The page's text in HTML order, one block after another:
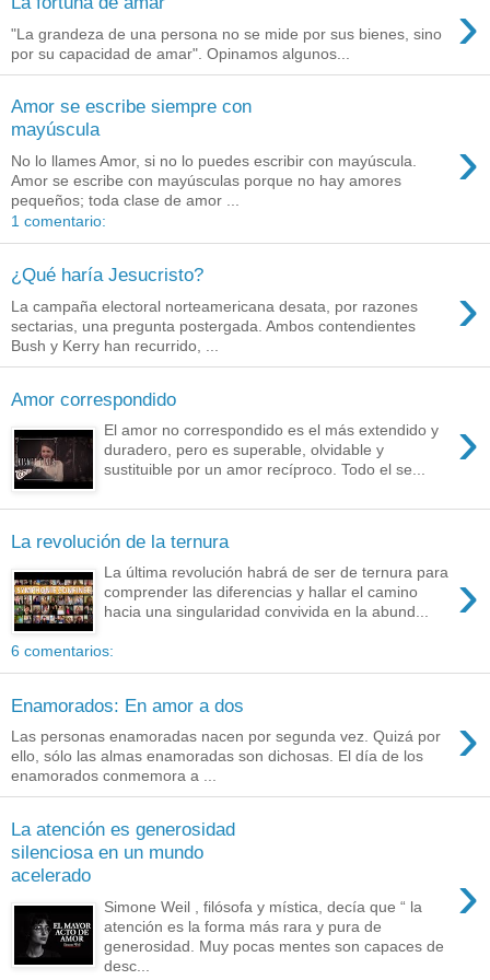
›
"La grandeza de una persona no se mide por sus bienes, sino
por su capacidad de amar". Opinamos algunos...
Amor se escribe siempre con
mayúscula
›
No lo llames Amor, si no lo puedes escribir con mayúscula.
Amor se escribe con mayúsculas porque no hay amores
pequeños; toda clase de amor ...
1 comentario:
¿Qué haría Jesucristo? ›
La campaña electoral norteamericana desata, por razones
sectarias, una pregunta postergada. Ambos contendientes
Bush y Kerry han recurrido, ...
Amor correspondido
›
El amor no correspondido es el más extendido y
duradero, pero es superable, olvidable y
sustituible por un amor recíproco. Todo el se...
La revolución de la ternura
›
La última revolución habrá de ser de ternura para
comprender las diferencias y hallar el camino
hacia una singularidad convivida en la abund...
6 comentarios:
Enamorados: En amor a dos ›
Las personas enamoradas nacen por segunda vez. Quizá por
ello, sólo las almas enamoradas son dichosas. El día de los
enamorados conmemora a ...
La atención es generosidad
silenciosa en un mundo
acelerado
›
Simone Weil , filósofa y mística, decía que “ la
atención es la forma más rara y pura de
generosidad. Muy pocas mentes son capaces de
desc...